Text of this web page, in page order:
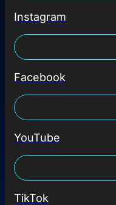
Instagram
Facebook
YouTube
TikTok